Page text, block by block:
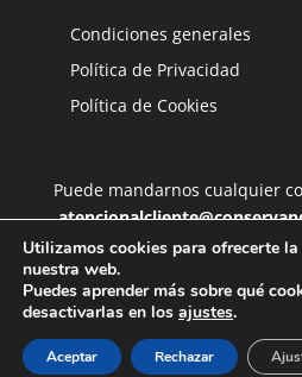
Condiciones generales
Política de Privacidad
Política de Cookies
Puede mandarnos cualquier
Copyright 2022 -
Utilizamos cookies para ofrecerte
nuestra web.
Puedes aprender más sobre qué
desactivarlas en los ajustes.
Aceptar Rechazar